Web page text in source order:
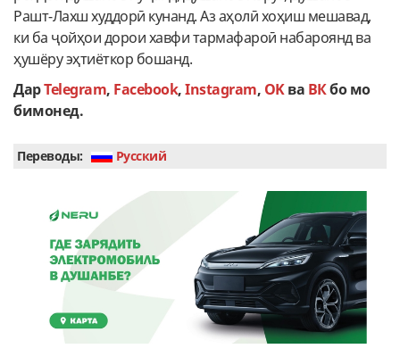
Рашт-Лахш худдорӣ кунанд. Аз аҳолӣ хоҳиш мешавад,
ки ба ҷойҳои дорои хавфи тармафароӣ набароянд ва
ҳушёру эҳтиёткор бошанд.
ДарTelegram, Facebook,Instagram, OKва ВКбо мо
бимонед.
Переводы: Руcский